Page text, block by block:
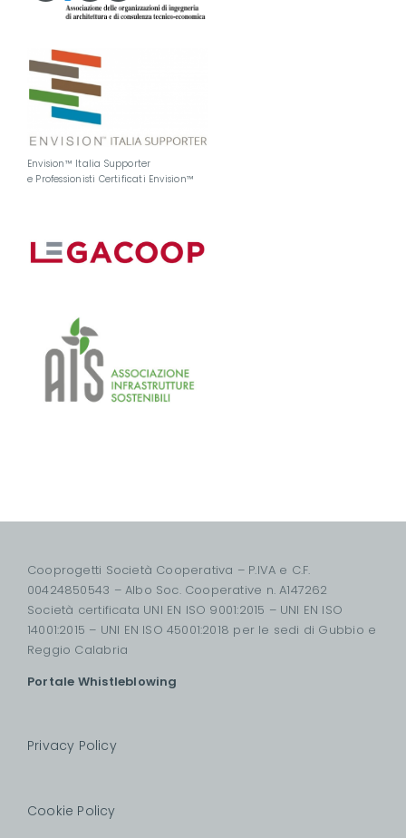
Envision™ Italia Supporter
e Professionisti Certificati Envision™
Cooprogetti Società Cooperativa – P.IVA e C.F.
00424850543 – Albo Soc. Cooperative n. A147262
Società certificata UNI EN ISO 9001:2015 – UNI EN ISO
14001:2015 – UNI EN ISO 45001:2018 per le sedi di Gubbio e
Reggio Calabria
Portale Whistleblowing
Privacy Policy
Cookie Policy